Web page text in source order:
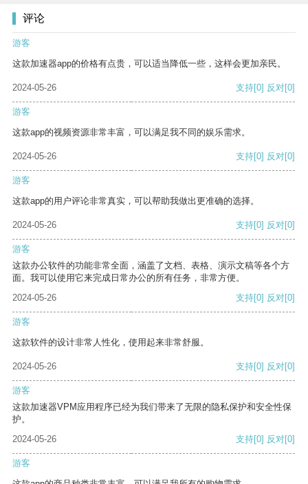
评论
游客
这款加速器app的价格有点贵，可以适当降低一些，这样会更加亲民。
2024-05-26 支持[0] 反对[0]
游客
这款app的视频资源非常丰富，可以满足我不同的娱乐需求。
2024-05-26 支持[0] 反对[0]
游客
这款app的用户评论非常真实，可以帮助我做出更准确的选择。
2024-05-26 支持[0] 反对[0]
游客
这款办公软件的功能非常全面，涵盖了文档、表格、演示文稿等各个方
面。我可以使用它来完成日常办公的所有任务，非常方便。
2024-05-26
支持[0] 反对[0]
游客
这款软件的设计非常人性化，使用起来非常舒服。
2024-05-26 支持[0] 反对[0]
游客
这款加速器VPM应用程序已经为我们带来了无限的隐私保护和安全性保
护。
2024-05-26
支持[0] 反对[0]
游客